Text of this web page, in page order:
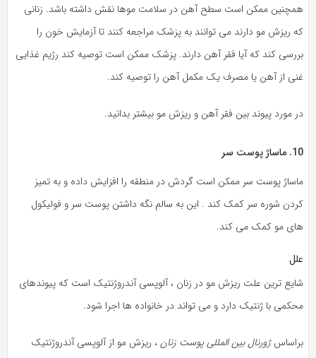
همچنین ممکن است سطح آهن در سلامت موها نقش داشته باشد. زنانی
که ریزش مو دارند می توانند به پزشک مراجعه کنند تا آزمایش خون را
بررسی کند که آیا فقر آهن دارند. پزشک ممکن است توصیه کند رژیم غذایی
غنی از آهن یا مصرف یک مکمل آهن را توصیه کند.
در مورد پیوند بین فقر آهن و ریزش مو بیشتر بدانید.
10. ماساژ پوست سر
ماساژ پوست سر ممکن است گردش در منطقه را افزایش داده و به تمیز
کردن شوره سر کمک کند . این به سالم نگه داشتن پوست سر و فولیکول
های مو کمک می کند.
علل
شایع ترین علت ریزش مو در زنان ، آلوپسی آندروژنتیک است که پیوندهای
محکمی با ژنتیک دارد و می تواند در خانواده ها اجرا شود.
براساسژورنال بین المللی پوست زنان ، ریزش مو از آلوپسی آندروژنتیک